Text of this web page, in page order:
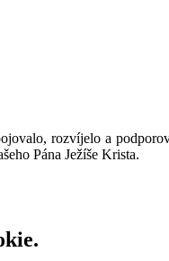
rozvíjelo a
Pána Ježíše Krista.